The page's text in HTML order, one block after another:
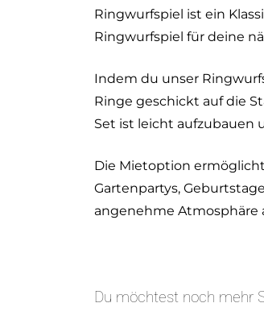
Ringwurfspiel ist ein
Ringwurfspiel für deine
Indem du unser
Ringe geschickt auf die
Set ist leicht aufzubauen
Die Mietoption
Gartenpartys,
angenehme Atmosphäre
Du möchtest noch mehr